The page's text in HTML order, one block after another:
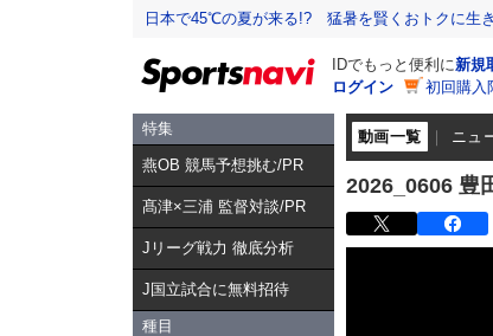
日本で45℃の夏が来る!? 猛暑を賢くおトクに生
IDでもっと便利に新規
ログイン
初回購入
特集
燕OB 競馬予想挑む/PR
髙津×三浦 監督対談/PR
Jリーグ戦力 徹底分析
J国立試合に無料招待
種目
動画一覧 ニュ
2026_0606 豊